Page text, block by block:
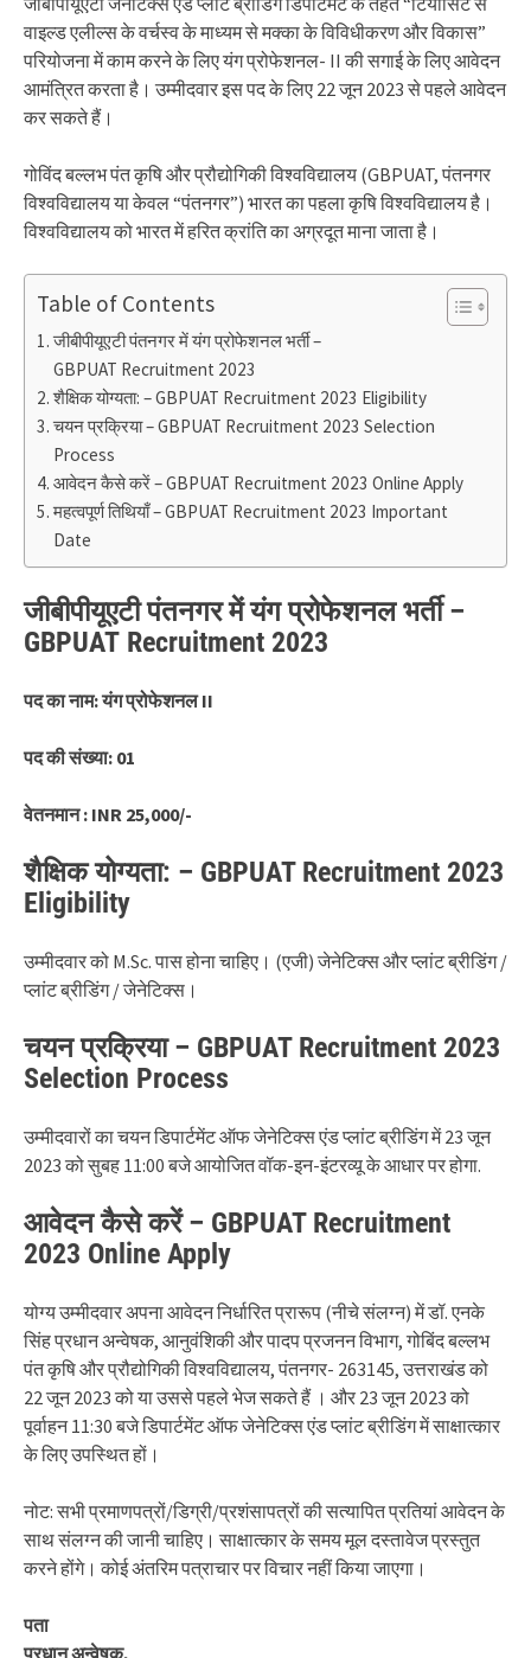
वाइल्ड एलील्स के वर्चस्व के माध्यम से मक्का के विविधीकरण और विकास”
परियोजना में काम करने के लिए यंग प्रोफेशनल- II की सगाई के लिए आवेदन
आमंत्रित करता है। उम्मीदवार इस पद के लिए 22 जून 2023 से पहले आवेदन
कर सकते हैं।
गोविंद बल्लभ पंत कृषि और प्रौद्योगिकी विश्वविद्यालय (GBPUAT, पंतनगर
विश्वविद्यालय या केवल “पंतनगर”) भारत का पहला कृषि विश्वविद्यालय है।
विश्वविद्यालय को भारत में हरित क्रांति का अग्रदूत माना जाता है।
Table of Contents
जीबीपीयूएटी पंतनगर में यंग प्रोफेशनल भर्ती –
GBPUAT Recruitment 2023
शैक्षिक योग्यता: – GBPUAT Recruitment 2023 Eligibility
चयन प्रक्रिया – GBPUAT Recruitment 2023 Selection
Process
आवेदन कैसे करें – GBPUAT Recruitment 2023 Online Apply
महत्वपूर्ण तिथियाँ – GBPUAT Recruitment 2023 Important
Date
जीबीपीयूएटी पंतनगर में यंग प्रोफेशनल भर्ती –
GBPUAT Recruitment 2023
पद का नाम: यंग प्रोफेशनल II
पद की संख्या: 01
वेतनमान : INR 25,000/-
शैक्षिक योग्यता: – GBPUAT Recruitment 2023
Eligibility
उम्मीदवार को M.Sc. पास होना चाहिए। (एजी) जेनेटिक्स और प्लांट ब्रीडिंग /
प्लांट ब्रीडिंग / जेनेटिक्स।
चयन प्रक्रिया – GBPUAT Recruitment 2023
Selection Process
उम्मीदवारों का चयन डिपार्टमेंट ऑफ जेनेटिक्स एंड प्लांट ब्रीडिंग में 23 जून
2023 को सुबह 11:00 बजे आयोजित वॉक-इन-इंटरव्यू के आधार पर होगा.
आवेदन कैसे करें – GBPUAT Recruitment
2023 Online Apply
योग्य उम्मीदवार अपना आवेदन निर्धारित प्रारूप (नीचे संलग्न) में डॉ. एनके
सिंह प्रधान अन्वेषक, आनुवंशिकी और पादप प्रजनन विभाग, गोबिंद बल्लभ
पंत कृषि और प्रौद्योगिकी विश्वविद्यालय, पंतनगर- 263145, उत्तराखंड को
22 जून 2023 को या उससे पहले भेज सकते हैं । और 23 जून 2023 को
पूर्वाहन 11:30 बजे डिपार्टमेंट ऑफ जेनेटिक्स एंड प्लांट ब्रीडिंग में साक्षात्कार
के लिए उपस्थित हों।
नोट: सभी प्रमाणपत्रों/डिग्री/प्रशंसापत्रों की सत्यापित प्रतियां आवेदन के
साथ संलग्न की जानी चाहिए। साक्षात्कार के समय मूल दस्तावेज प्रस्तुत
करने होंगे। कोई अंतरिम पत्राचार पर विचार नहीं किया जाएगा।
पता
प्रधान अन्वेषक,